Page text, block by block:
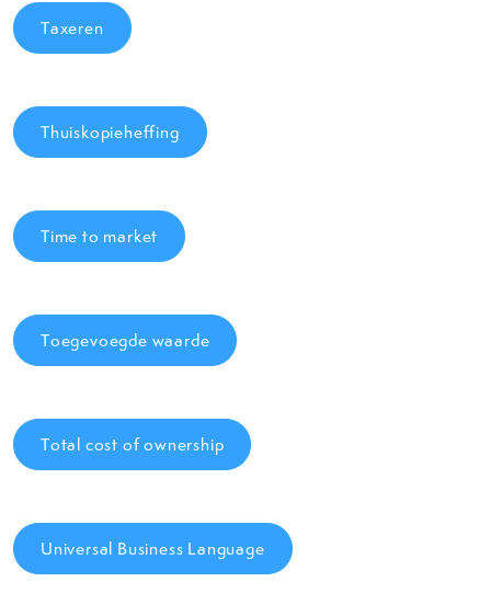
Taxeren
Thuiskopieheffing
Time to market
Toegevoegde waarde
Total cost of ownership
Universal Business Language